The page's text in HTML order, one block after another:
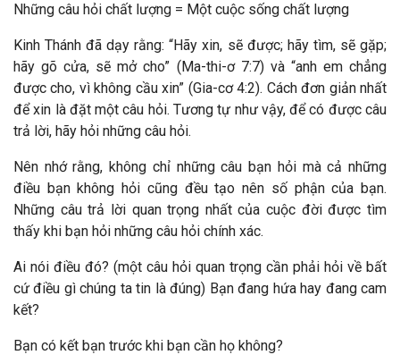
Những câu hỏi chất lượng = Một cuộc sống chất lượng
Kinh Thánh đã dạy rằng: “Hãy xin, sẽ được; hãy tìm, sẽ gặp;
hãy gõ cửa, sẽ mở cho” (Ma-thi-ơ 7:7) và “anh em chẳng
được cho, vì không cầu xin” (Gia-cơ 4:2). Cách đơn giản nhất
để xin là đặt một câu hỏi. Tương tự như vậy, để có được câu
trả lời, hãy hỏi những câu hỏi.
Nên nhớ rằng, không chỉ những câu bạn hỏi mà cả những
điều bạn không hỏi cũng đều tạo nên số phận của bạn.
Những câu trả lời quan trọng nhất của cuộc đời được tìm
thấy khi bạn hỏi những câu hỏi chính xác.
Ai nói điều đó? (một câu hỏi quan trọng cần phải hỏi về bất
cứ điều gì chúng ta tin là đúng) Bạn đang hứa hay đang cam
kết?
Bạn có kết bạn trước khi bạn cần họ không?